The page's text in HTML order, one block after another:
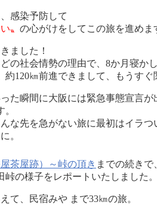
感染予防して
〟 の心がけをしてこの旅を進めま
ました！
の社会情勢の理由で、8か月寝か
約120㎞前進できまして、もうすぐ
た瞬間に大阪には緊急事態宣言が
な先を急がない旅に最初はイラ
。
茶屋跡）～峠の頂き までの続きで
の様子をレポートいたしました。
て、民宿みや まで33㎞の旅。